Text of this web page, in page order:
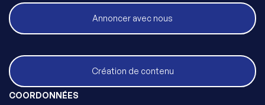
Annoncer avec nous
Création de contenu
COORDONNÉES